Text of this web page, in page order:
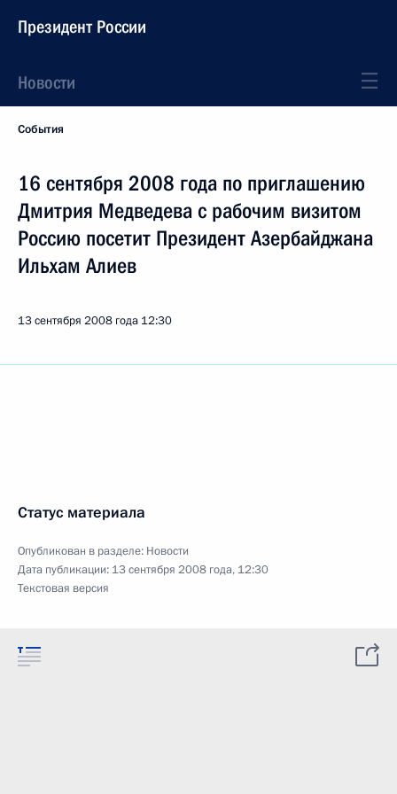
Президент России
Новости
События
16 сентября 2008 года по приглашению
Дмитрия Медведева с рабочим визитом
Россию посетит Президент Азербайджана
Ильхам Алиев
13 сентября 2008 года 12:30
Статус материала
Опубликован в разделе: Новости
Дата публикации: 13 сентября 2008 года, 12:30
Текстовая версия